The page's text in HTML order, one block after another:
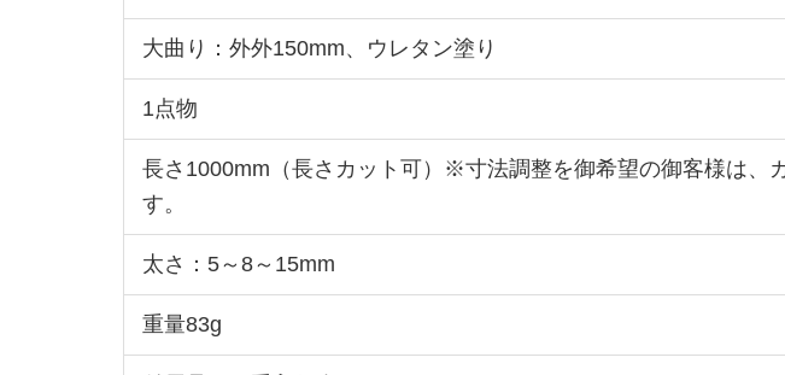
大曲り：外外150mm、ウレタン塗り
1点物
長さ1000mm（長さカット可）※寸法調整を御希望の御客様は、
す。
太さ：5～8～15mm
重量83g